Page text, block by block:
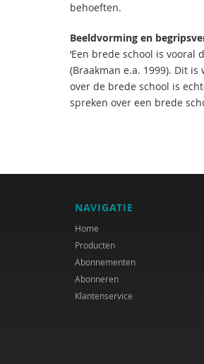
behoeften.
Beeldvorming en
‘Een brede school is
(Braakman e.a. 1999). Dit
over de brede school is
spreken over een brede
NAVIGATIE
Home
Producten
Abonnementen
Abonneren
Klantenservice